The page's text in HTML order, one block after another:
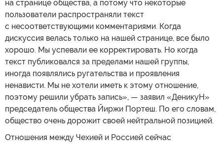
на странице общества, а потому что некоторые
пользователи распространяли текст
с несоответствующими комментариями. Когда
дискуссия велась только на нашей странице, все было
хорошо. Мы успевали ее корректировать. Но когда
текст публиковался за пределами нашей группы,
иногда появлялись ругательства и проявления
ненависти. Мы не хотели иметь к этому отношение,
поэтому решили убрать запись», — заявил «ДеникуН»
председатель общества Йиржи Портеш. По его словам,
общество очень дорожит своей нейтральной позицией.
Отношения между Чехией и Россией сейчас